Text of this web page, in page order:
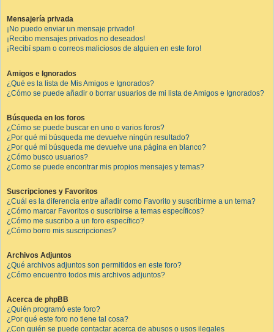
Mensajería privada
¡No puedo enviar un mensaje privado!
¡Recibo mensajes privados no deseados!
¡Recibí spam o correos maliciosos de alguien en este foro!
Amigos e Ignorados
¿Qué es la lista de Mis Amigos e Ignorados?
¿Cómo se puede añadir o borrar usuarios de mi lista de Amigos e Ignorados?
Búsqueda en los foros
¿Cómo se puede buscar en uno o varios foros?
¿Por qué mi búsqueda me devuelve ningún resultado?
¿Por qué mi búsqueda me devuelve una página en blanco?
¿Cómo busco usuarios?
¿Como se puede encontrar mis propios mensajes y temas?
Suscripciones y Favoritos
¿Cuál es la diferencia entre añadir como Favorito y suscribirme a un tema?
¿Cómo marcar Favoritos o suscribirse a temas específicos?
¿Cómo me suscribo a un foro específico?
¿Cómo borro mis suscripciones?
Archivos Adjuntos
¿Qué archivos adjuntos son permitidos en este foro?
¿Cómo encuentro todos mis archivos adjuntos?
Acerca de phpBB
¿Quién programó este foro?
¿Por qué este foro no tiene tal cosa?
¿Con quién se puede contactar acerca de abusos o usos ilegales